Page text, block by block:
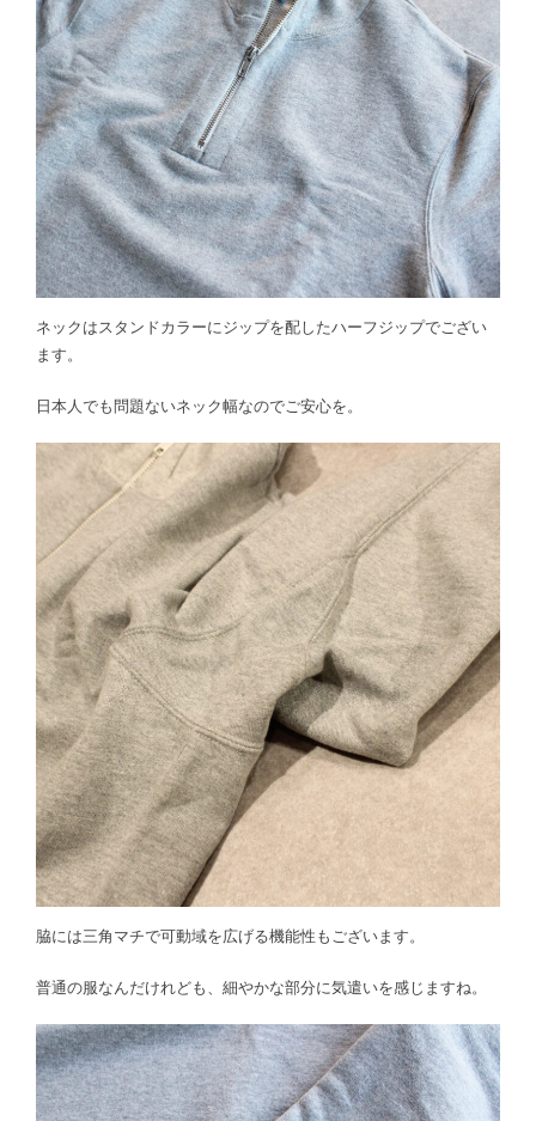
ネックはスタンドカラーにジップを配したハーフジップでござい
ます。
日本人でも問題ないネック幅なのでご安心を。
脇には三角マチで可動域を広げる機能性もございます。
普通の服なんだけれども、細やかな部分に気遣いを感じますね。